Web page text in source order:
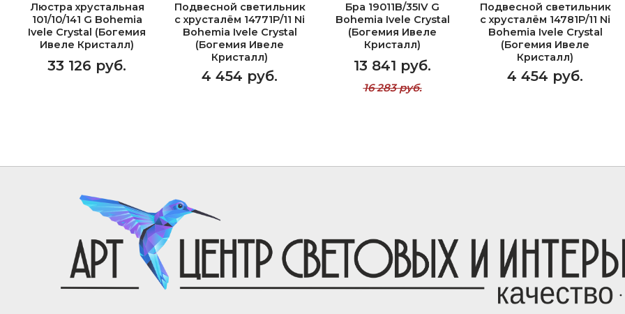
Люстра хрустальная
101/10/141 G Bohemia
Ivele Crystal (Богемия
Ивеле Кристалл)
33 126 руб.
Подвесной светильник
с хрусталём 14771P/11 Ni
Bohemia Ivele Crystal
(Богемия Ивеле
Кристалл)
4 454 руб.
Бра 19011B/35IV G
Bohemia Ivele Crystal
(Богемия Ивеле
Кристалл)
13 841 руб.
16 283 руб.
Подвесной светильник
с хрусталём 14781P/11 Ni
Bohemia Ivele Crystal
(Богемия Ивеле
Кристалл)
4 454 руб.